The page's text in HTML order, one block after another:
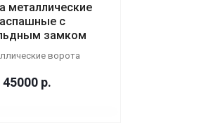
металлические
с
замком
ворота
45000 р.